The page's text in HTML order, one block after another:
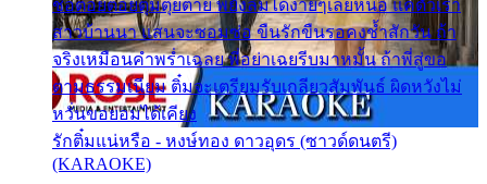
ชื่อต๋อยต้อยตุ้มตุ๋ยต่าย พี่ยังลืมได้ง่ายๆเลยหนอ แค่ตัวเรา
สาวบ้านนา แสนจะซอมซ่อ ขืนรักขืนรอคงช้ำสักวัน ถ้า
จริงเหมือนคำพร่ำเฉลย พี่อย่าเฉยรีบมาหมั้น ถ้าพี่สู่ขอ
ตามธรรมเนียม ติ๋มจะเตรียมรับเกลียวสัมพันธ์ ผิดหวังไม่
หวั่นขอยอมได้เคียง
รักติ๋มแน่หรือ - หงษ์ทอง ดาวอุดร (ซาวด์ดนตรี)
(KARAOKE)